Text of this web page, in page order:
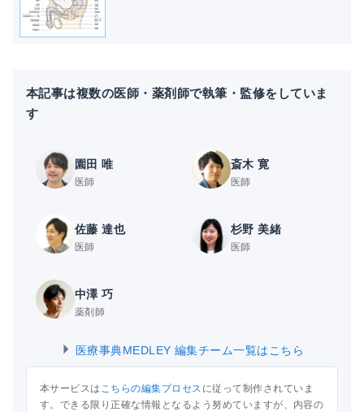
本記事は複数の医師・薬剤師で執筆・監修をしていま
す
園田 唯
医師
斎木 寛
医師
佐藤 達也
医師
杉野 美緒
医師
中澤 巧
薬剤師
医療事典MEDLEY 編集チーム一覧はこちら
本サービスは こちらの編集プロセス に従って制作されていま
す。できる限り正確な情報となるよう努めていますが、内容の